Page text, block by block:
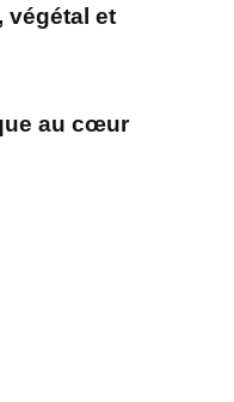
végétal et
au cœur